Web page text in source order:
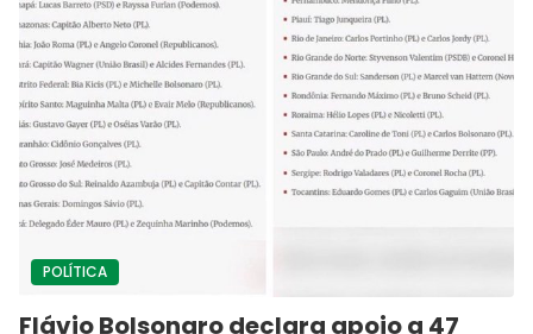
POLÍTICA
Flávio Bolsonaro declara apoio a 47